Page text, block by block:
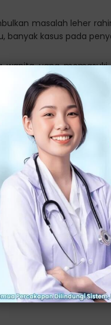
masalah leher
banyak kasus pada
wanita yang
berbahaya. Dan
sama sekali
nyaman di bagian
di Klinik Jakarta
Erosi Serviks Terbaik